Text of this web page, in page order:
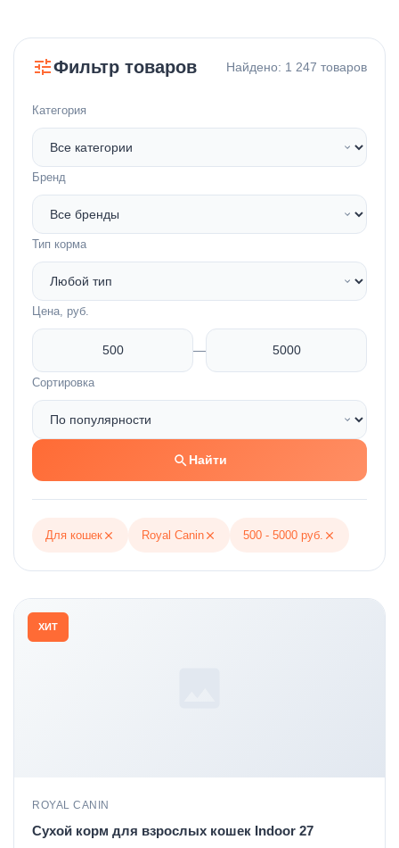
Контакты
Повторить заказ
Мой профиль
Мои питомцы
Избранное
Сравнение товаров
Адреса доставки
Финансы
Уведомления
Фильтр товаров Найдено: 1 247 товаров
Категория
Бренд
Тип корма
Цена, руб.
—
Сортировка
Найти
Для кошек Royal Canin 500 - 5000 руб.
ХИТ
ROYAL CANIN
Сухой корм для взрослых кошек Indoor 27